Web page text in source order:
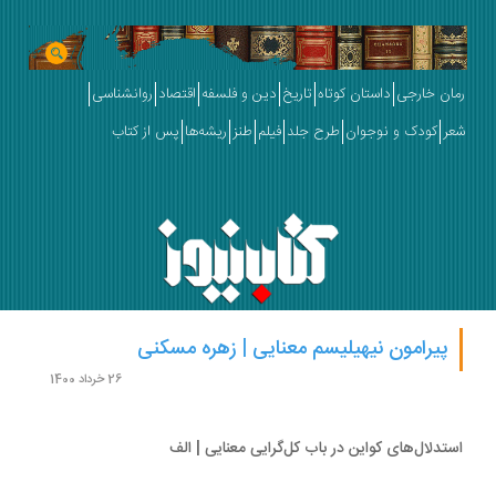
خارجی داستان کوتاه تاریخ دین و فلسفه اقتصاد روانشناسی
کودک و نوجوان طرح جلد فیلم طنز ریشه‌ها پس از کتاب
پیرامون نیهیلیسم معنایی | زهره مسکنی
کواین در باب کل‌گرایی معنایی | الف